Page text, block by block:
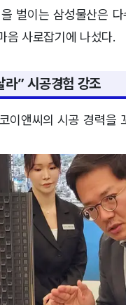
벌이는 삼성물산은
음 사로잡기에 나섰다.
라” 시공경험 강조
앤씨의 시공 경력을